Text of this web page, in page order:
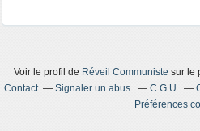
Voir le profil de Réveil Communiste sur le
Contact
Signaler un abus C.G.U.
Préférences